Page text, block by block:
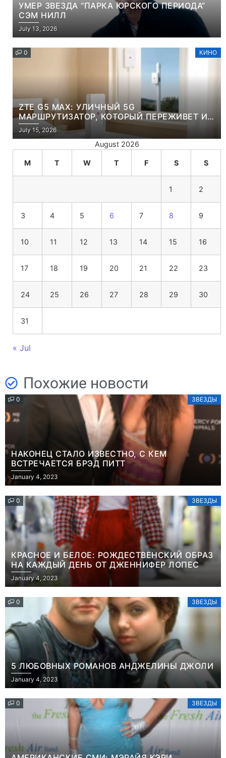
УМЕР ЗВЕЗДА “ПАРКА ЮРСКОГО ПЕРИОДА”
СЭМ НИЛЛ
July 13, 2026
0 КИНО
ZTE G5 MAX: УЛИЧНЫЙ 5G
МАРШРУТИЗАТОР, КОТОРЫЙ ПЕРЕЖИВЕТ И
ЛЮТУЮ ЗИМУ, И ЖАРКОЕ ЛЕТО
July 15, 2026
August 2026
M T W T F S S
1 2
3 4 5 6 7 8 9
10 11 12 13 14 15 16
17 18 19 20 21 22 23
24 25 26 27 28 29 30
31
« Jul
Похожие новости
0 ЗВЕЗДЫ
НАКОНЕЦ СТАЛО ИЗВЕСТНО, С КЕМ
ВСТРЕЧАЕТСЯ БРЭД ПИТТ
January 4, 2023
0 ЗВЕЗДЫ
КРАСНОЕ И БЕЛОЕ: РОЖДЕСТВЕНСКИЙ ОБРАЗ
НА КАЖДЫЙ ДЕНЬ ОТ ДЖЕННИФЕР ЛОПЕС
January 4, 2023
0 ЗВЕЗДЫ
5 ЛЮБОВНЫХ РОМАНОВ АНДЖЕЛИНЫ ДЖОЛИ
January 4, 2023
0 ЗВЕЗДЫ